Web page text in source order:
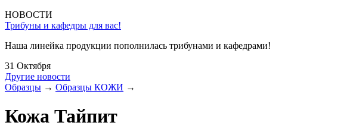
НОВОСТИ
Трибуны и кафедры для вас!
Наша линейка продукции пополнилась трибунами и кафедрами!
31 Октября
Другие новости
Образцы → Образцы КОЖИ →
Кожа Тайпит